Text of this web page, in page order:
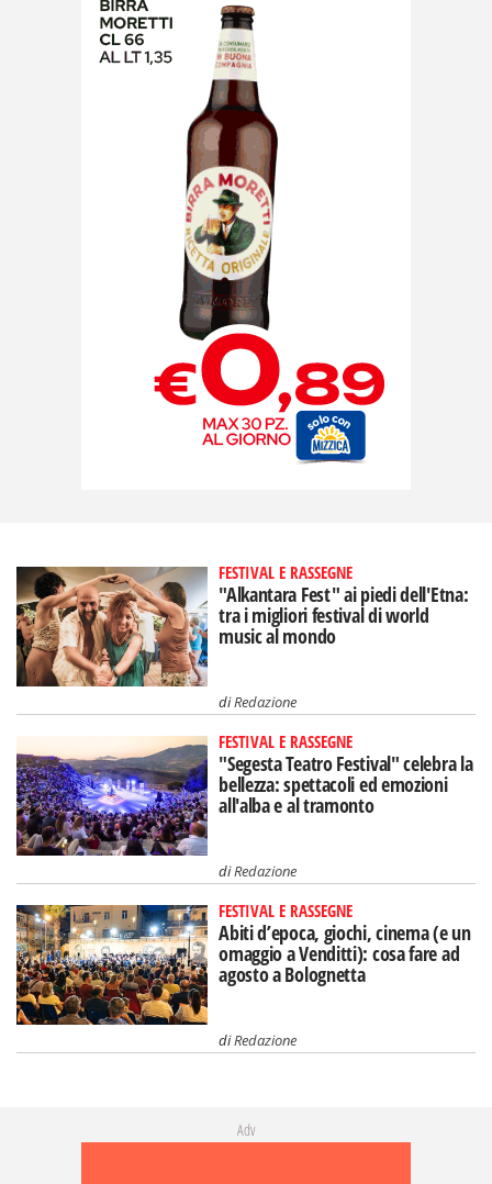
FESTIVAL E RASSEGNE
"Alkantara Fest" ai piedi dell'Etna:
tra i migliori festival di world
music al mondo
diRedazione
FESTIVAL E RASSEGNE
"Segesta Teatro Festival" celebra la
bellezza: spettacoli ed emozioni
all'alba e al tramonto
diRedazione
FESTIVAL E RASSEGNE
Abiti d’epoca, giochi, cinema (e un
omaggio a Venditti): cosa fare ad
agosto a Bolognetta
diRedazione
Adv